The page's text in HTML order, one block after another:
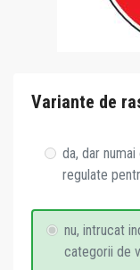
Variante de
da, dar
regulate
nu, intrucat
categorii de